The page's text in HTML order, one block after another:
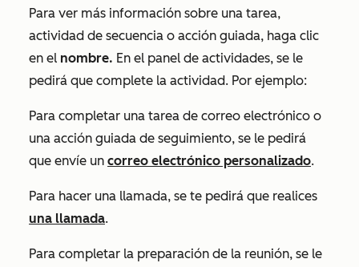
Para ver más información sobre una tarea,
actividad de secuencia o acción guiada, haga clic
en el nombre. En el panel de actividades, se le
pedirá que complete la actividad. Por ejemplo:
Para completar una tarea de correo electrónico o
una acción guiada de seguimiento, se le pedirá
que envíe un correo electrónico personalizado.
Para hacer una llamada, se te pedirá que realices
una llamada.
Para completar la preparación de la reunión, se le